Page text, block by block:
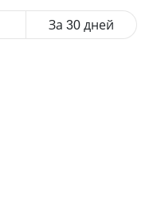
За 30 дней